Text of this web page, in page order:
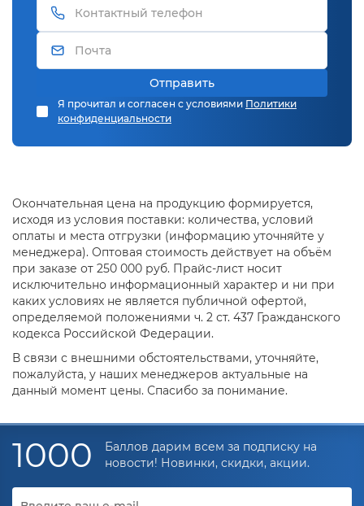
Отправить
Я прочитал и согласен с условиями Политики
конфиденциальности
Окончательная цена на продукцию формируется,
исходя из условия поставки: количества, условий
оплаты и места отгрузки (информацию уточняйте у
менеджера). Оптовая стоимость действует на объём
при заказе от 250 000 руб. Прайс-лист носит
исключительно информационный характер и ни при
каких условиях не является публичной офертой,
определяемой положениями ч. 2 ст. 437 Гражданского
кодекса Российской Федерации.
В связи с внешними обстоятельствами, уточняйте,
пожалуйста, у наших менеджеров актуальные на
данный момент цены. Спасибо за понимание.
1000
Баллов дарим всем за подписку на
новости! Новинки, скидки, акции.